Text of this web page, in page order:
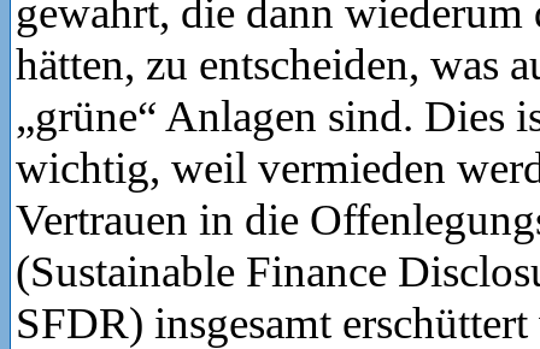
gewahrt, die dann
hätten, zu entscheiden, was
„grüne“ Anlagen sind. Dies
wichtig, weil vermieden
Vertrauen in die
(Sustainable Finance
SFDR) insgesamt